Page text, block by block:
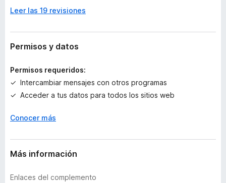
h
y
v
l
r
a
i
n
e
Leer las 19 revisiones
Permisos y datos
Permisos requeridos:
Intercambiar mensajes con otros programas
Acceder a tus datos para todos los sitios web
Conocer más
Más información
Enlaces del complemento